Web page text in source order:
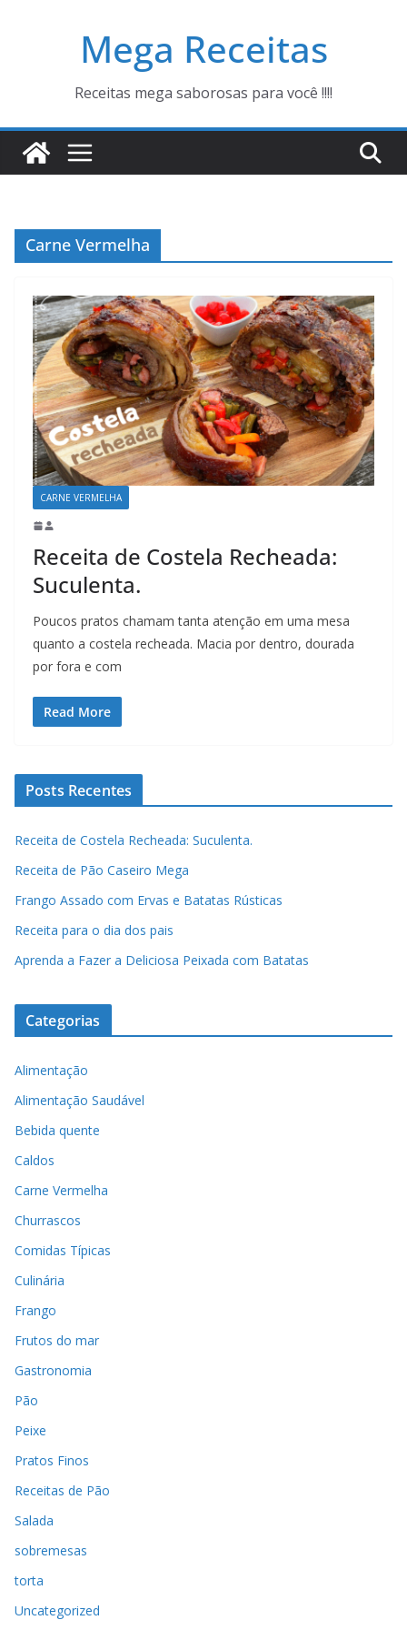
Mega Receitas
Receitas mega saborosas para você !!!!
Carne Vermelha
CARNE VERMELHA
Receita de Costela Recheada:
Suculenta.
Poucos pratos chamam tanta atenção em uma mesa
quanto a costela recheada. Macia por dentro, dourada
por fora e com
Read More
Posts Recentes
Receita de Costela Recheada: Suculenta.
Receita de Pão Caseiro Mega
Frango Assado com Ervas e Batatas Rústicas
Receita para o dia dos pais
Aprenda a Fazer a Deliciosa Peixada com Batatas
Categorias
Alimentação
Alimentação Saudável
Bebida quente
Caldos
Carne Vermelha
Churrascos
Comidas Típicas
Culinária
Frango
Frutos do mar
Gastronomia
Pão
Peixe
Pratos Finos
Receitas de Pão
Salada
sobremesas
torta
Uncategorized